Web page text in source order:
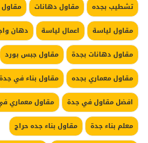
تشطيب بجده
مقاول دهانات
مقاول لياسة
اعمال لياسة
دهان
مقاول دهانات بجدة
مقاول جبس بورد
مقاول معماري بجده
مقاول بناء في جدة
افضل مقاول في جدة
مقاول معماري
معلم بناء جدة
مقاول بناء جده حراج